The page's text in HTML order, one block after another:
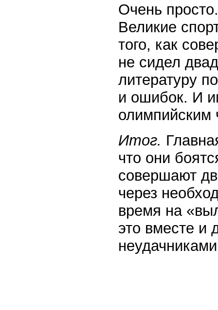
Очень
Великие
того, как
не сидел
литературу
и ошибок. И
олимпийским
Итог.
что они
совершают
через
время на
это вместе и